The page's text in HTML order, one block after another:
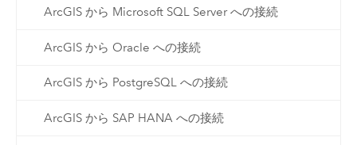
ArcGIS から Microsoft SQL Server への接続
ArcGIS から Oracle への接続
ArcGIS から PostgreSQL への接続
ArcGIS から SAP HANA への接続